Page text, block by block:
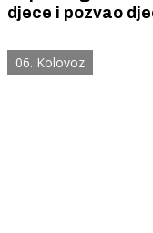
djece i pozvao
06. Kolovoz